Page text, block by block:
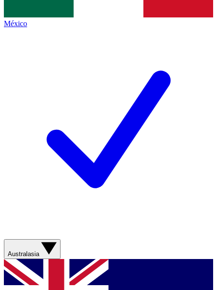
México
Australasia